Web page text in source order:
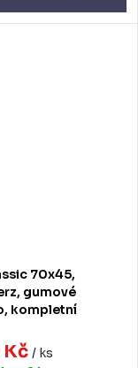
70x45,
gumové
kompletní
Kč / ks